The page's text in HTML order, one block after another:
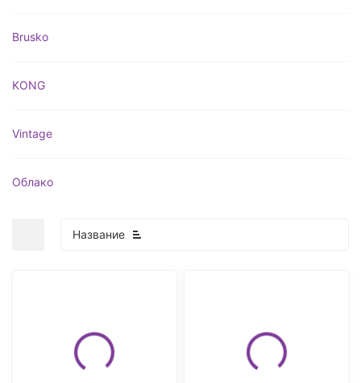
Brusko
KONG
Vintage
Облако
Название